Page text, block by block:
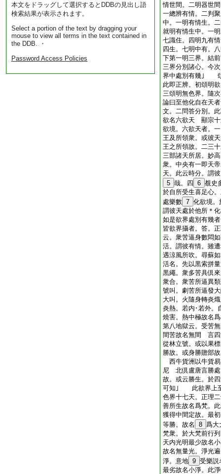
本文をドラッグして選択するとDDBの見出し語
検索結果が表示されます。
Select a portion of the text by dragging your
mouse to view all terms in the text contained in
the DDB. ・
Password Access Policies
情世間。二明器世
一總辨有情。二判
中。一明有情生。
就明有情生中。一
七識住。四明九有
四生。七明中有。
下第一明三界。結
三界分別諸心。今
界中處別有幾｣ 頌
此即正辨。初頌明
三頌明無色界。隨
論曰至他化自在天
文。二問答分別。
欲名六欲天 顯宗十
欲境。六欲天者。
王及所領衆。或彼
王之所領故。二三
三部諸天所居。妙
衆。中央有一即天
天。此云時分。謂
5 哉。四 6 覩史
於自所受生喜足心
處樂數 7 化欲境。
謂彼天處於他所＊
如是欲界處別有
皆欲界攝者。答。
云。衆苦逼身數悶
活。謂彼有情。雖
遇涼風所吹。尋蘇
活名。先以黒索拼
黒繩。衆多苦具倶
衆合。衆苦所逼異
號叫。劇苦所逼發
大叫。火隨身轉炎
炎熱。若内･若外。
燒害。熱中極故名
第八地獄云。受苦
間苦故名無間 言四
從林立號。或以果
勝故。或身勝贍部
西牛貨洲以牛貨
尼 北倶盧唐言勝處
故。或云勝生。於
可知｣ 此欲界上至
色界十七天。正理
善所生故名爲梵。
獲得中間定故。最
等勝。故名
8 爲大
梵衆。於大梵前行
天内光明最少故名
故名無量光。淨光
淨。意地 9 受樂説
最劣故名小淨。此